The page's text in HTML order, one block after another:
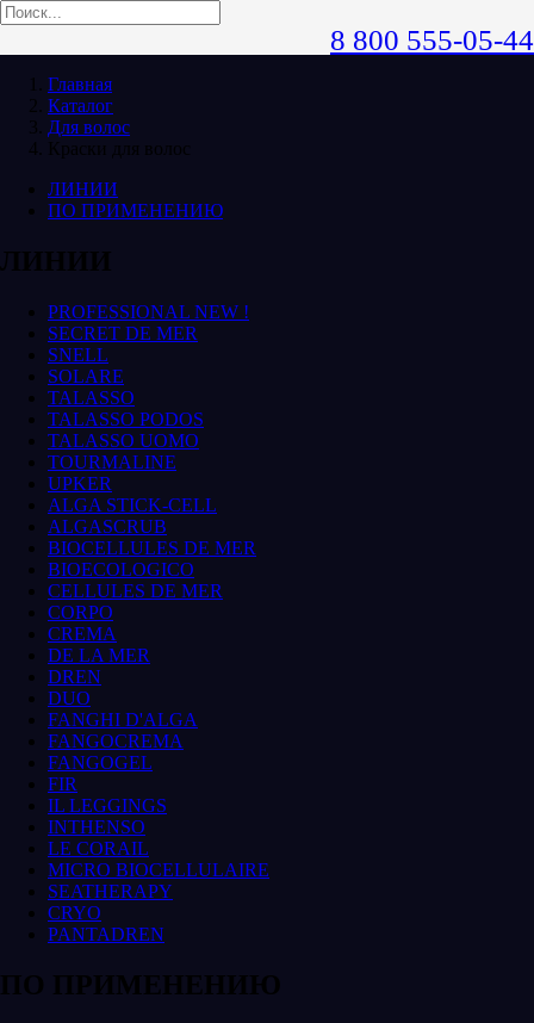
8 800 555-05-44
Главная
Каталог
Для волос
Краски для волос
ЛИНИИ
ПО ПРИМЕНЕНИЮ
ЛИНИИ
PROFESSIONAL NEW !
SECRET DE MER
SNELL
SOLARE
TALASSO
TALASSO PODOS
TALASSO UOMO
TOURMALINE
UPKER
ALGA STICK-CELL
ALGASCRUB
BIOCELLULES DE MER
BIOECOLOGICO
CELLULES DE MER
CORPO
CREMA
DE LA MER
DREN
DUO
FANGHI D'ALGA
FANGOCREMA
FANGOGEL
FIR
IL LEGGINGS
INTHENSO
LE CORAIL
MICRO BIOCELLULAIRE
SEATHERAPY
CRYO
PANTADREN
ПО ПРИМЕНЕНИЮ